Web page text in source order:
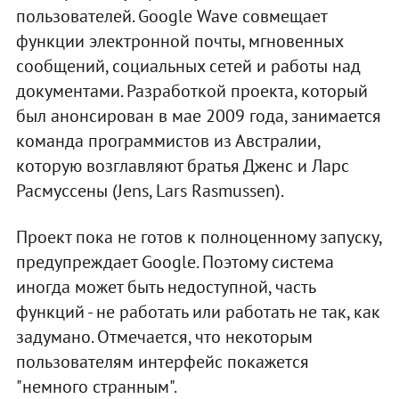
пользователей. Google Wave совмещает
функции электронной почты, мгновенных
сообщений, социальных сетей и работы над
документами. Разработкой проекта, который
был анонсирован в мае 2009 года, занимается
команда программистов из Австралии,
которую возглавляют братья Дженс и Ларс
Расмуссены (Jens, Lars Rasmussen).
Проект пока не готов к полноценному запуску,
предупреждает Google. Поэтому система
иногда может быть недоступной, часть
функций - не работать или работать не так, как
задумано. Отмечается, что некоторым
пользователям интерфейс покажется
"немного странным".